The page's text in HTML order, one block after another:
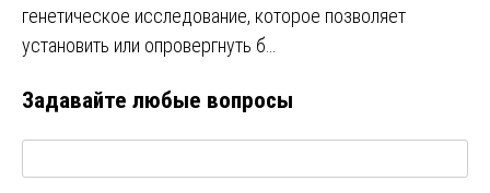
генетическое исследование, которое позволяет
установить или опровергнуть б…
Задавайте любые вопросы